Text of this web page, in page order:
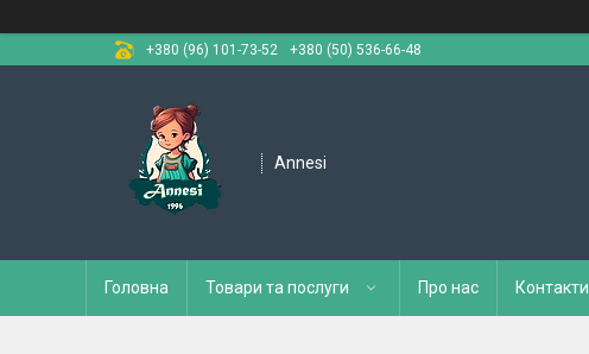
+380 (96) 101-73-52
+380 (50) 536-66-48
Annesi
Головна Товари та послуги Про нас Контакти